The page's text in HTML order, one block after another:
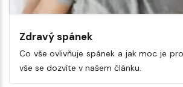
Zdravý spánek
Co vše ovlivňuje spánek a jak moc je
vše se dozvíte v našem článku.